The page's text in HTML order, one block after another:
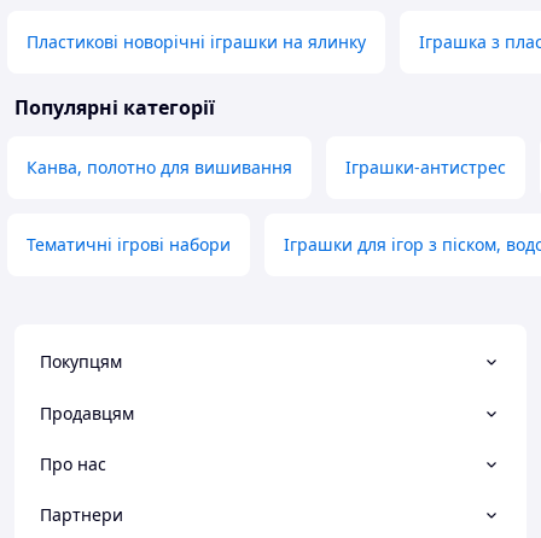
Пластикові новорічні іграшки на ялинку Іграшка з
Популярні категорії
Канва, полотно для вишивання Іграшки-антистрес
Тематичні ігрові набори Іграшки для ігор з піском,
Покупцям
Продавцям
Про нас
Партнери